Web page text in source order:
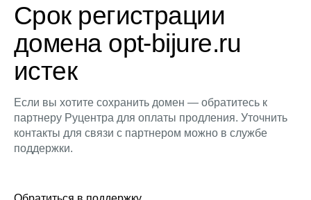
Срок регистрации
домена opt-bijure.ru
истек
Если вы хотите сохранить домен — обратитесь к
партнеру Руцентра для оплаты продления. Уточнить
контакты для связи с партнером можно в службе
поддержки.